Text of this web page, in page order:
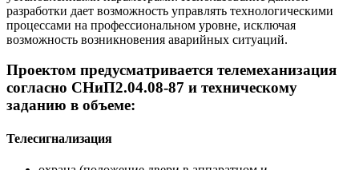
разработки дает возможность управлять технологическими
процессами на профессиональном уровне, исключая
возможность возникновения аварийных ситуаций.
Проектом предусматривается телемеханизация
согласно СНиП2.04.08-87 и техническому
заданию в объеме:
Телесигнализация